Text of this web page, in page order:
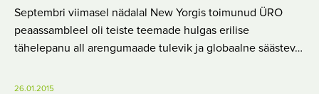
Septembri viimasel nädalal New Yorgis toimunud ÜRO
peaassambleel oli teiste teemade hulgas erilise
tähelepanu all arengumaade tulevik ja globaalne säästev…
26.01.2015